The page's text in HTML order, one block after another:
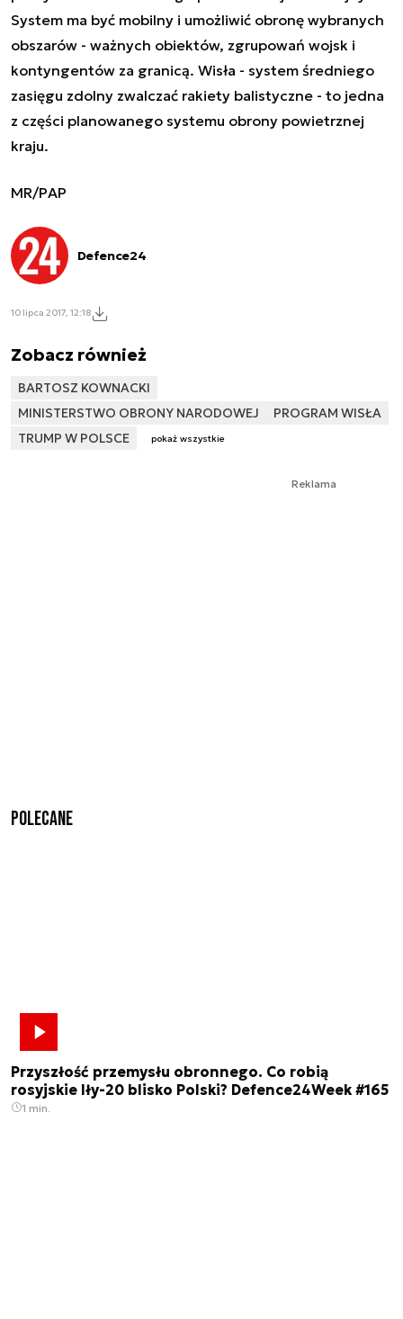
System ma być mobilny i umożliwić obronę wybranych
obszarów - ważnych obiektów, zgrupowań wojsk i
kontyngentów za granicą. Wisła - system średniego
zasięgu zdolny zwalczać rakiety balistyczne - to jedna
z części planowanego systemu obrony powietrznej
kraju.
MR/PAP
Defence24
10 lipca 2017, 12:18
Zobacz również
BARTOSZ KOWNACKI
MINISTERSTWO OBRONY NARODOWEJ
PROGRAM WISŁA
TRUMP W POLSCE
pokaż wszystkie
Reklama
Polecane
Przyszłość przemysłu obronnego. Co robią
rosyjskie Iły-20 blisko Polski? Defence24Week #165
1 min.